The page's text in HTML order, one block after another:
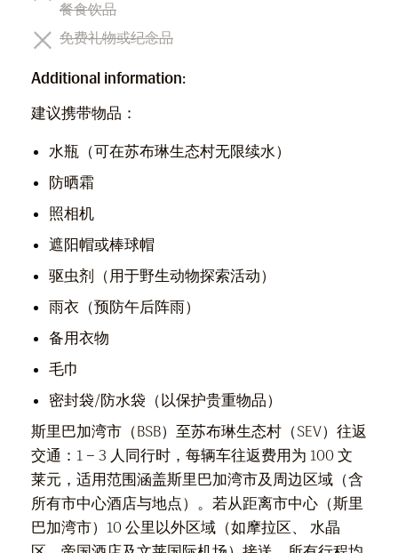
餐食饮品
免费礼物或纪念品
Additional information:
建议携带物品：
水瓶（可在苏布琳生态村无限续水）
防晒霜
照相机
遮阳帽或棒球帽
驱虫剂（用于野生动物探索活动）
雨衣（预防午后阵雨）
备用衣物
毛巾
密封袋/防水袋（以保护贵重物品）
斯里巴加湾市（BSB）至苏布琳生态村（SEV）往返
交通：1 – 3 人同行时，每辆车往返费用为 100 文
莱元，适用范围涵盖斯里巴加湾市及周边区域（含
所有市中心酒店与地点）。若从距离市中心（斯里
巴加湾市）10 公里以外区域（如摩拉区、 水晶